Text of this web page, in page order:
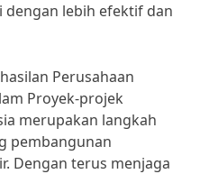
lebih efektif dan
Perusahaan
Proyek-projek
merupakan langkah
pembangunan
Dengan terus menjaga